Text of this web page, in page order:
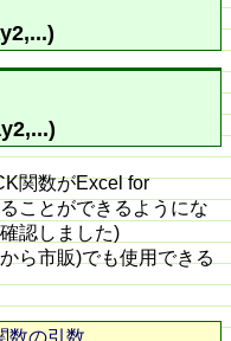
関数がExcel for
ことができるようにな
認しました)
ら市販)でも使用できる
数の引数